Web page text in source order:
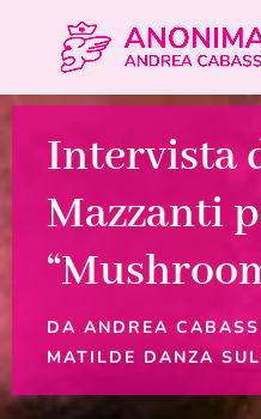
Intervista
Mazzanti
DA ANDREA
MATILDE DANZA